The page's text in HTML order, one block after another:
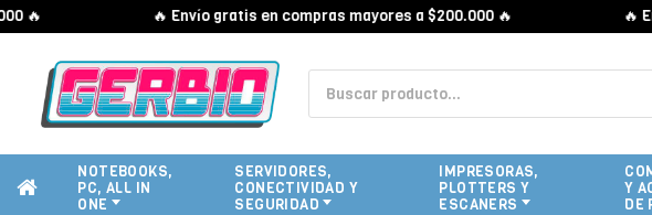
🔥 Envío gratis en compras mayores a $200.000 🔥 🔥
NOTEBOOKS,
PC, ALL IN
ONE
SERVIDORES,
CONECTIVIDAD Y
SEGURIDAD
IMPRESORAS,
PLOTTERS Y
ESCANERS
Y
DE